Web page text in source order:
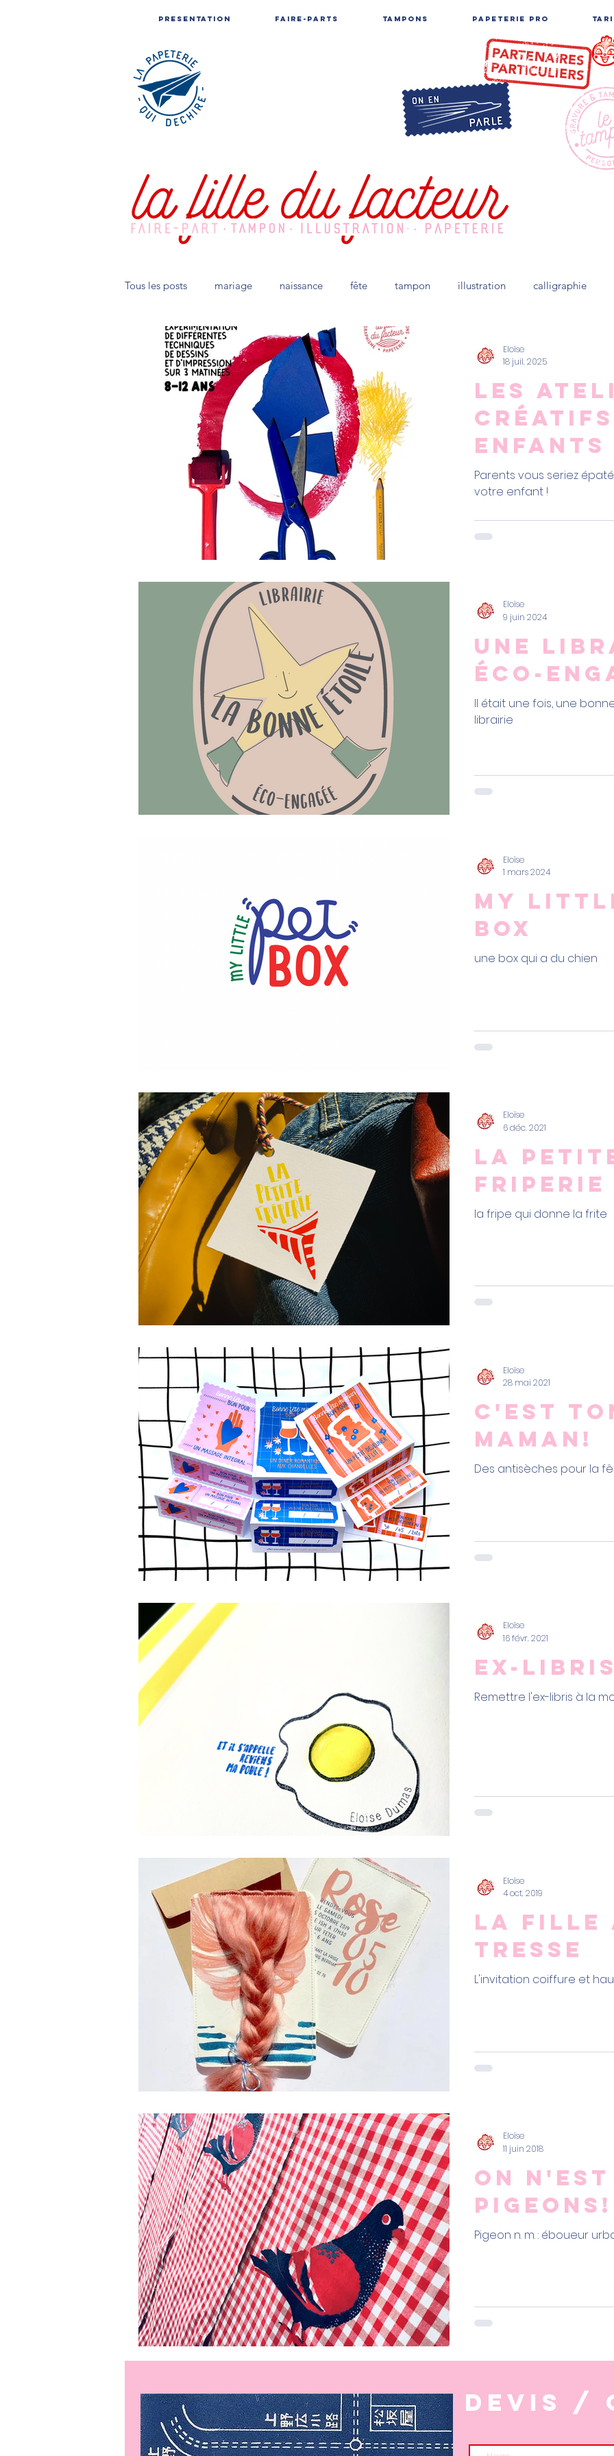
PRESENTATION FAIRE-PARTS TAMPONS PAPETERIE PRO
Tous les posts mariage naissance fête tampon illustration calligraphie
Les
créatifs
enfants
Parents vous seriez
votre enfant !
Eloïse
18 juil. 2025
Une
éco-
Il était une fois, une
librairie
Eloïse
9 juin 2024
My
box
une box qui a du chien
Eloïse
1 mars 2024
la
friperie
la fripe qui donne la frite
Eloïse
6 déc. 2021
c'est
maman!
Des antisèches pour la
Eloïse
28 mai 2021
Ex-libris
Remettre l'ex-libris à la
Eloïse
16 févr. 2021
La fille
tresse
L'invitation coiffure et
Eloïse
4 oct. 2019
on n'est
pigeons!
Pigeon n. m. : éboueur
Eloïse
11 juin 2018
devis /